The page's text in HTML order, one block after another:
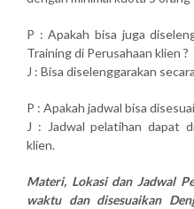
P : Apakah bisa juga
Training di Perusahaan klien ?
J : Bisa diselenggarakan
P : Apakah jadwal bisa
J : Jadwal pelatihan dapat
klien.
Materi, Lokasi dan Jadwal
waktu dan disesuaikan